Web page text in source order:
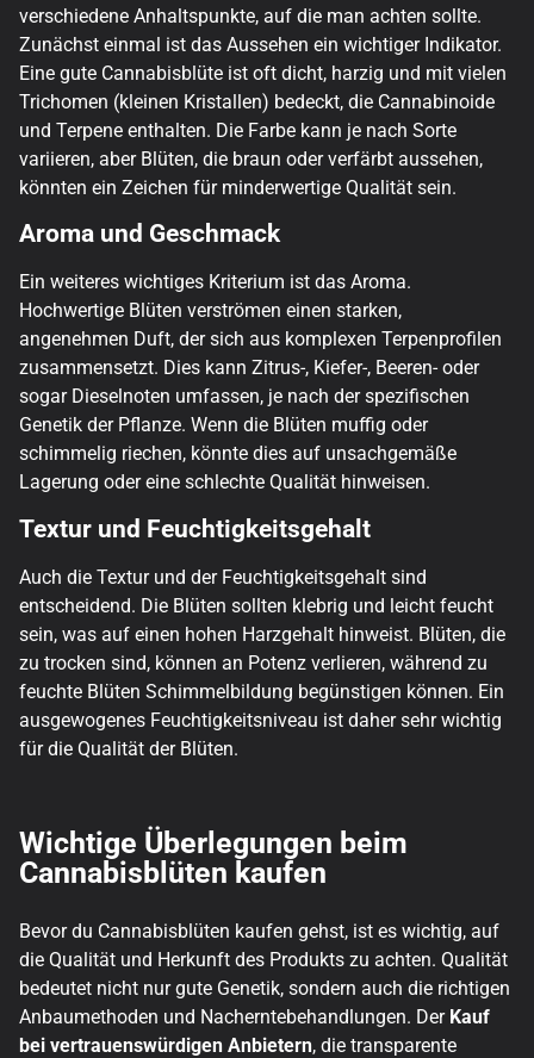
verschiedene Anhaltspunkte, auf die man achten sollte.
Zunächst einmal ist das Aussehen ein wichtiger Indikator.
Eine gute Cannabisblüte ist oft dicht, harzig und mit vielen
Trichomen (kleinen Kristallen) bedeckt, die Cannabinoide
und Terpene enthalten. Die Farbe kann je nach Sorte
variieren, aber Blüten, die braun oder verfärbt aussehen,
könnten ein Zeichen für minderwertige Qualität sein.
Aroma und Geschmack
Ein weiteres wichtiges Kriterium ist das Aroma.
Hochwertige Blüten verströmen einen starken,
angenehmen Duft, der sich aus komplexen Terpenprofilen
zusammensetzt. Dies kann Zitrus-, Kiefer-, Beeren- oder
sogar Dieselnoten umfassen, je nach der spezifischen
Genetik der Pflanze. Wenn die Blüten muffig oder
schimmelig riechen, könnte dies auf unsachgemäße
Lagerung oder eine schlechte Qualität hinweisen.
Textur und Feuchtigkeitsgehalt
Auch die Textur und der Feuchtigkeitsgehalt sind
entscheidend. Die Blüten sollten klebrig und leicht feucht
sein, was auf einen hohen Harzgehalt hinweist. Blüten, die
zu trocken sind, können an Potenz verlieren, während zu
feuchte Blüten Schimmelbildung begünstigen können. Ein
ausgewogenes Feuchtigkeitsniveau ist daher sehr wichtig
für die Qualität der Blüten.
Wichtige Überlegungen beim
Cannabisblüten kaufen
Bevor du Cannabisblüten kaufen gehst, ist es wichtig, auf
die Qualität und Herkunft des Produkts zu achten. Qualität
bedeutet nicht nur gute Genetik, sondern auch die richtigen
Anbaumethoden und Nacherntebehandlungen. Der Kauf
bei vertrauenswürdigen Anbietern, die transparente